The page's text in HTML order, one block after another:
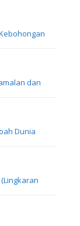
dan
Dunia